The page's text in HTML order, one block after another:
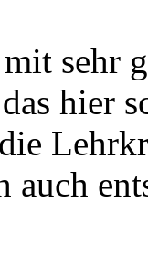
mit
hier